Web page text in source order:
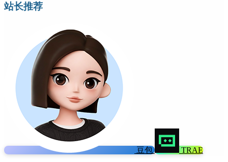
站长推荐
豆包 TRAE